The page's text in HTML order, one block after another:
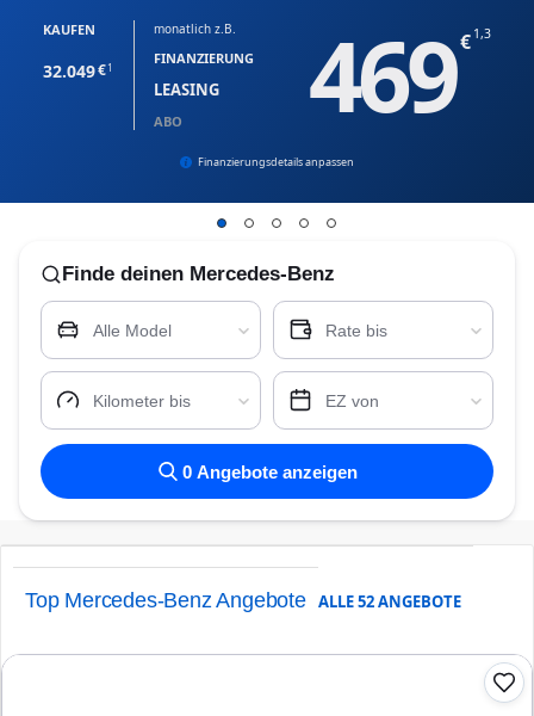
monatlich z.B.
FINANZIERUNG
LEASING
ABO 469 1,3
KAUFEN
32.049 1
Finanzierungsdetails anpassen
Finde deinen Mercedes-Benz
Alle Model Rate bis
Kilometer bis EZ von
0 Angebote anzeigen
Top Mercedes-Benz Angebote ALLE52ANGEBOTE